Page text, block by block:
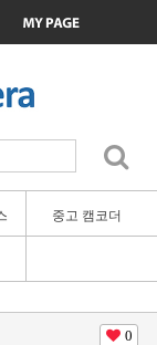
중고 캠코더
0